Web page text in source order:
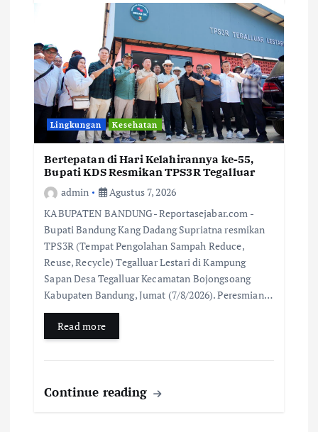
Lingkungan Kesehatan
Bertepatan di Hari Kelahirannya ke-55,
Bupati KDS Resmikan TPS3R Tegalluar
admin
Agustus 7, 2026
KABUPATEN BANDUNG- Reportasejabar.com -
Bupati Bandung Kang Dadang Supriatna resmikan
TPS3R (Tempat Pengolahan Sampah Reduce,
Reuse, Recycle) Tegalluar Lestari di Kampung
Sapan Desa Tegalluar Kecamatan Bojongsoang
Kabupaten Bandung, Jumat (7/8/2026). Peresmian…
Read more
Continue reading